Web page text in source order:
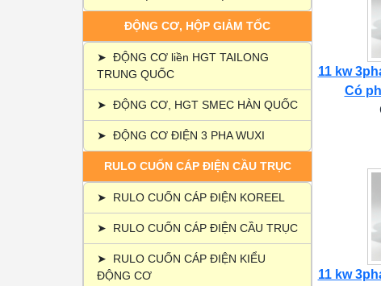
ĐỘNG CƠ, HỘP GIẢM TỐC
➤ ĐỘNG CƠ liền HGT TAILONG
TRUNG QUỐC
➤ ĐỘNG CƠ, HGT SMEC HÀN QUỐC
➤ ĐỘNG CƠ ĐIỆN 3 PHA WUXI
RULO CUỐN CÁP ĐIỆN CẦU TRỤC
➤ RULO CUỐN CÁP ĐIỆN KOREEL
➤ RULO CUỐN CÁP ĐIỆN CẦU TRỤC
➤
RULO CUỐN CÁP ĐIỆN KIỂU
ĐỘNG CƠ
11 kw
Có
11 kw